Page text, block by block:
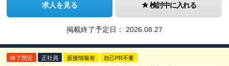
求人を見る 検討中に入れる
掲載終了予定日： 2026.08.27
終了間近 正社員 面接情報有 自己PR不要